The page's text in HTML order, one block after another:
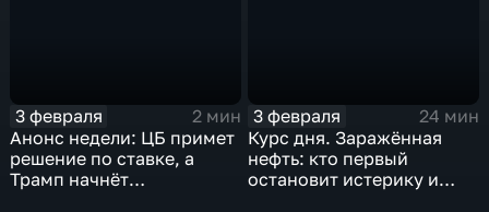
3 февраля
2 мин
Анонс недели: ЦБ примет
решение по ставке, а
Трамп начнёт
3 февраля
24 мин
Курс дня. Заражённая
нефть: кто первый
остановит истерику и